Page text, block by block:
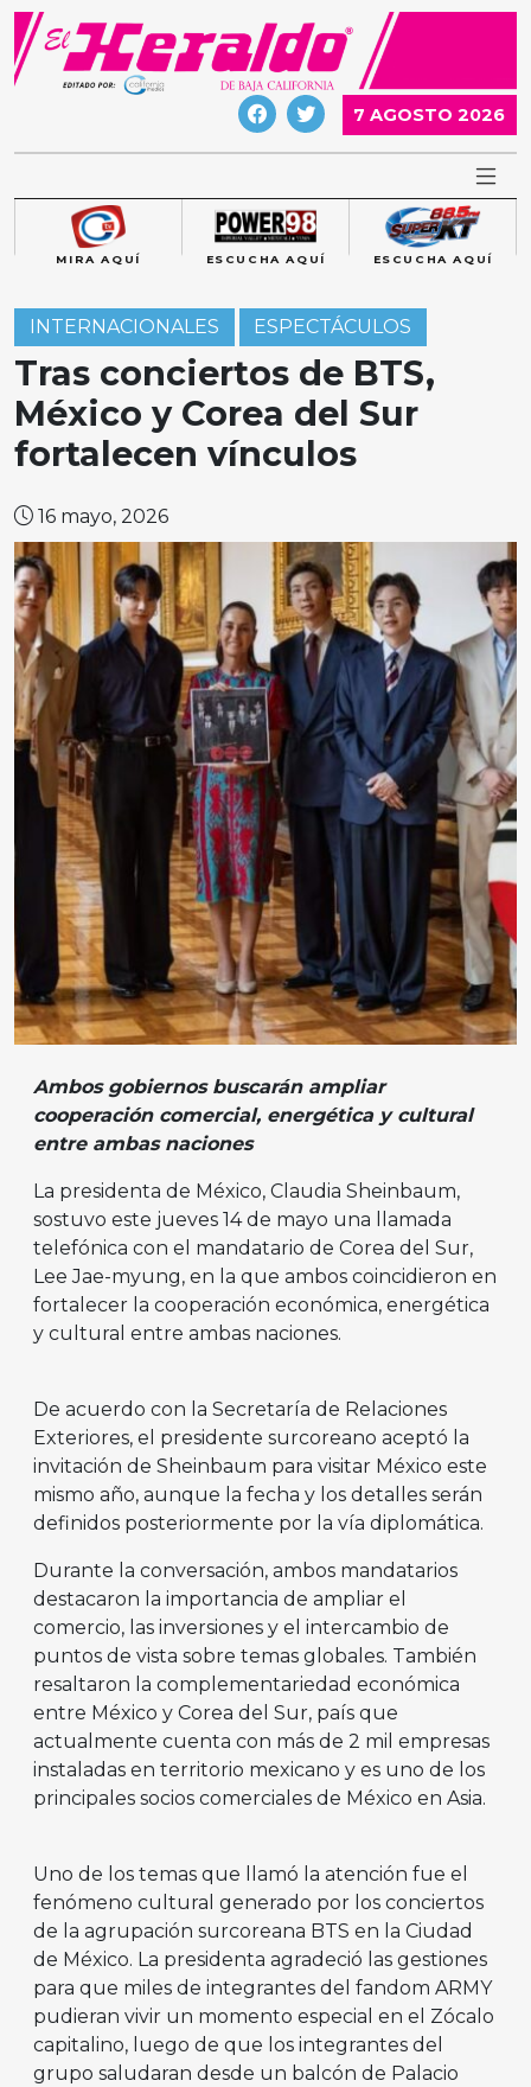
Skip
content
7 AGOSTO 2026
MIRA AQUÍ ESCUCHA AQUÍ ESCUCHA AQUÍ
INTERNACIONALES ESPECTÁCULOS
Tras conciertos de BTS,
México y Corea del Sur
fortalecen vínculos
16 mayo, 2026
Ambos gobiernos buscarán ampliar
cooperación comercial, energética y cultural
entre ambas naciones
La presidenta de México, Claudia Sheinbaum,
sostuvo este jueves 14 de mayo una llamada
telefónica con el mandatario de Corea del Sur,
Lee Jae-myung, en la que ambos coincidieron en
fortalecer la cooperación económica, energética
y cultural entre ambas naciones.
De acuerdo con la Secretaría de Relaciones
Exteriores, el presidente surcoreano aceptó la
invitación de Sheinbaum para visitar México este
mismo año, aunque la fecha y los detalles serán
definidos posteriormente por la vía diplomática.
Durante la conversación, ambos mandatarios
destacaron la importancia de ampliar el
comercio, las inversiones y el intercambio de
puntos de vista sobre temas globales. También
resaltaron la complementariedad económica
entre México y Corea del Sur, país que
actualmente cuenta con más de 2 mil empresas
instaladas en territorio mexicano y es uno de los
principales socios comerciales de México en Asia.
Uno de los temas que llamó la atención fue el
fenómeno cultural generado por los conciertos
de la agrupación surcoreana BTS en la Ciudad
de México. La presidenta agradeció las gestiones
para que miles de integrantes del fandom ARMY
pudieran vivir un momento especial en el Zócalo
capitalino, luego de que los integrantes del
grupo saludaran desde un balcón de Palacio